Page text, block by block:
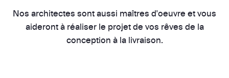
Nos architectes sont aussi maîtres d'oeuvre et vous
aideront à réaliser le projet de vos rêves de la
conception à la livraison.